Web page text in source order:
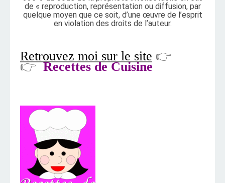
de « reproduction, représentation ou diffusion, par
quelque moyen que ce soit, d’une œuvre de l’esprit
en violation des droits de l’auteur.
Retrouvez moi sur le site 👉
👉Recettes de Cuisine